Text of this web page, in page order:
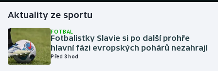
Golf
Gymnastika
Házená
Aktuality ze sportu
FOTBAL
Fotbalistky Slavie si po další prohře
hlavní fázi evropských pohárů nezahrají
Před 8 hod